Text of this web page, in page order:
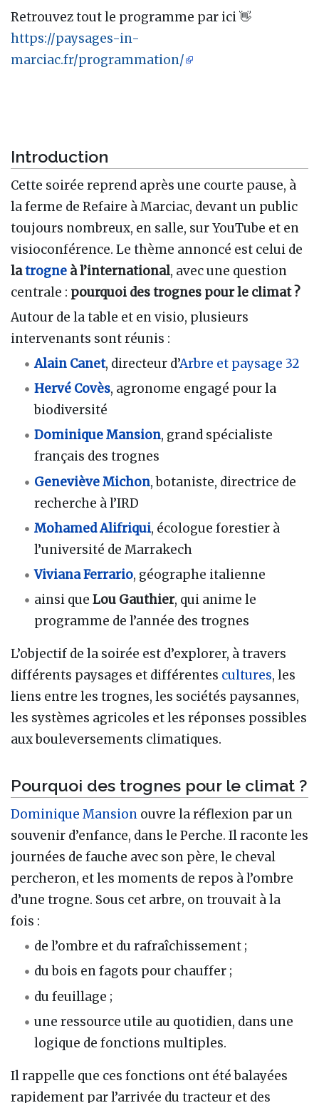
Retrouvez tout le programme par ici 👋
https://paysages-in-
marciac.fr/programmation/
Introduction
Cette soirée reprend après une courte pause, à
la ferme de Refaire à Marciac, devant un public
toujours nombreux, en salle, sur YouTube et en
visioconférence. Le thème annoncé est celui de
latrogne à l’international, avec une question
centrale : pourquoi des trognes pour le climat ?
Autour de la table et en visio, plusieurs
intervenants sont réunis :
Alain Canet, directeur d’Arbre et paysage 32
Hervé Covès, agronome engagé pour la
biodiversité
Dominique Mansion, grand spécialiste
français des trognes
Geneviève Michon, botaniste, directrice de
recherche à l’IRD
Mohamed Alifriqui, écologue forestier à
l’université de Marrakech
Viviana Ferrario, géographe italienne
ainsi queLou Gauthier, qui anime le
programme de l’année des trognes
L’objectif de la soirée est d’explorer, à travers
différents paysages et différentes cultures, les
liens entre les trognes, les sociétés paysannes,
les systèmes agricoles et les réponses possibles
aux bouleversements climatiques.
Pourquoi des trognes pour le climat ?
Dominique Mansion ouvre la réflexion par un
souvenir d’enfance, dans le Perche. Il raconte les
journées de fauche avec son père, le cheval
percheron, et les moments de repos à l’ombre
d’une trogne. Sous cet arbre, on trouvait à la
fois :
de l’ombre et du rafraîchissement ;
du bois en fagots pour chauffer ;
du feuillage ;
une ressource utile au quotidien, dans une
logique de fonctions multiples.
Il rappelle que ces fonctions ont été balayées
rapidement par l’arrivée du tracteur et des